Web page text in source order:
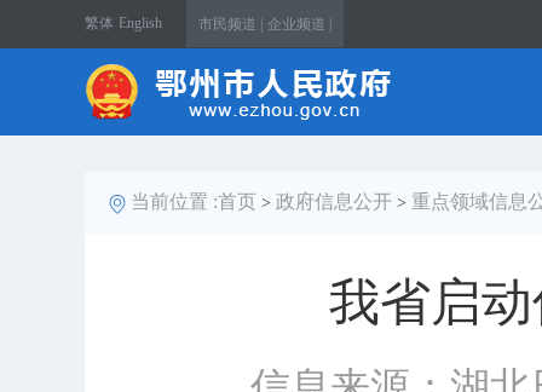
繁体 English 市民频道 | 企业频道 |
当前位置 :首页 > 政府信息公开 > 重点领域信息
我省启